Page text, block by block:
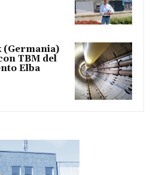
(Germania)
TBM del
Elba